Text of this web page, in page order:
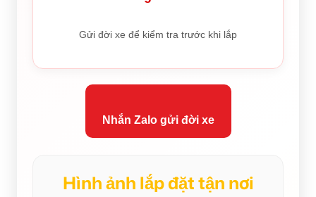
Gửi đời xe để kiểm tra trước khi lắp
Nhắn Zalo gửi đời xe
Hình ảnh lắp đặt tận nơi